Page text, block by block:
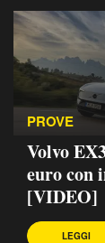
PROVE
Volvo
euro con
[VIDEO]
LEGGI